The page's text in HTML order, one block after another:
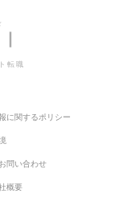
牽引する責任者ポジション！の
転職
に関するポリシー
問い合わせ
概要